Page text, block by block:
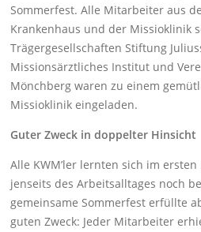
Sommerfest. Alle Mitarbeiter aus
Krankenhaus und der Missioklinik
Trägergesellschaften Stiftung
Missionsärztliches Institut und
Mönchberg waren zu einem
Missioklinik eingeladen.
Guter Zweck in doppelter Hinsicht
Alle KWM’ler lernten sich im ersten
jenseits des Arbeitsalltages noch
gemeinsame Sommerfest erfüllte
guten Zweck: Jeder Mitarbeiter